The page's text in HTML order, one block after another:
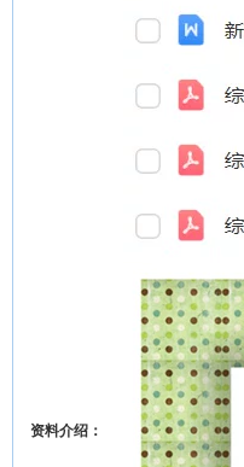
资料介绍：